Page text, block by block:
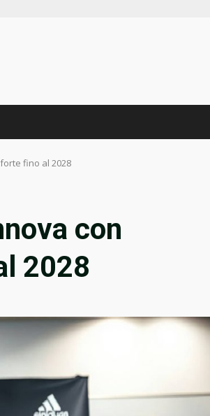
fino al 2028
con
2028